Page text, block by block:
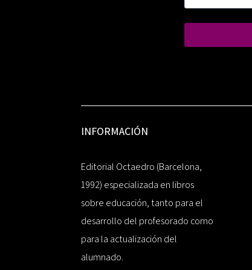
INFORMACIÓN
Editorial Octaedro (Barcelona,
1992) especializada en libros
sobre educación, tanto para el
desarrollo del profesorado como
para la actualización del
alumnado.